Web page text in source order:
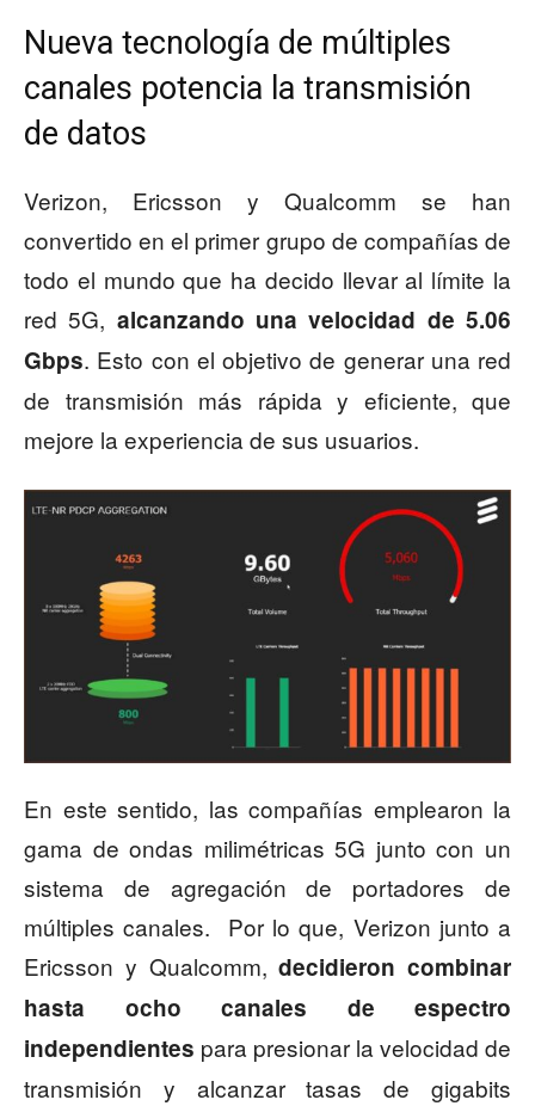
Nueva tecnología de múltiples
canales potencia la transmisión
de datos
Verizon, Ericsson y Qualcomm se han
convertido en el primer grupo de compañías de
todo el mundo que ha decido llevar al límite la
red 5G, alcanzando una velocidad de 5.06
Gbps. Esto con el objetivo de generar una red
de transmisión más rápida y eficiente, que
mejore la experiencia de sus usuarios.
En este sentido, las compañías emplearon la
gama de ondas milimétricas 5G junto con un
sistema de agregación de portadores de
múltiples canales. Por lo que, Verizon junto a
Ericsson y Qualcomm,decidieron combinar
hasta ocho canales de espectro
independientes para presionar la velocidad de
transmisión y alcanzar tasas de gigabits